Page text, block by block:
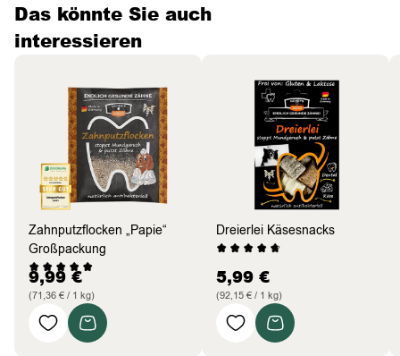
Das könnte Sie auch
interessieren
Zahnputzflocken „Papie“
Großpackung
9,99€
(71,36 € / 1 kg)
Dreierlei Käsesnacks
5,99 €
(92,15 € / 1 kg)